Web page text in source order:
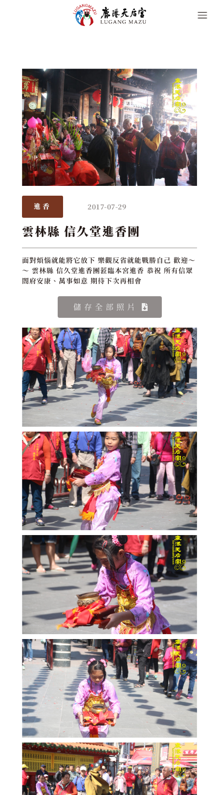
進香 2017-07-29
雲林縣 信久堂進香團
面對煩惱就能將它放下 樂觀反省就能戰勝自己 歡迎～
～ 雲林縣 信久堂進香團蒞臨本宮進香 恭祝 所有信眾
閤府安康、萬事如意 期待下次再相會
儲存全部照片